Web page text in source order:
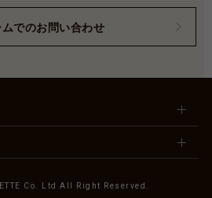
でのお問い合わせ
Co. Ltd All Right Reserved.